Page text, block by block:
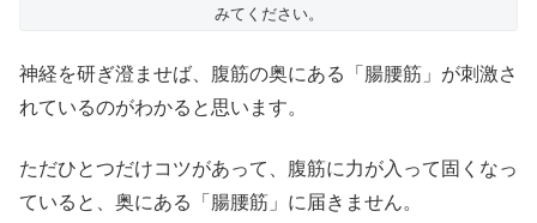
みてください。
神経を研ぎ澄ませば、腹筋の奥にある「腸腰筋」が刺激さ
れているのがわかると思います。
ただひとつだけコツがあって、腹筋に力が入って固くなっ
ていると、奥にある「腸腰筋」に届きません。